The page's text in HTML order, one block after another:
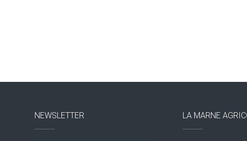
NEWSLETTER LA MARNE